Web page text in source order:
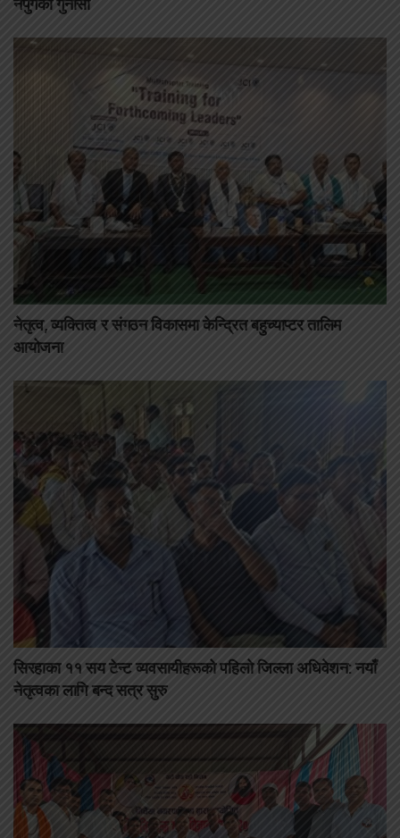
नेतृत्व, व्यक्तित्व र संगठन विकासमा केन्द्रित बहुच्याप्टर तालिम
आयोजना
सिरहाका ११ सय टेन्ट व्यवसायीहरूको पहिलो जिल्ला अधिवेशन: नयाँ
नेतृत्वका लागि बन्द सत्र सुरु